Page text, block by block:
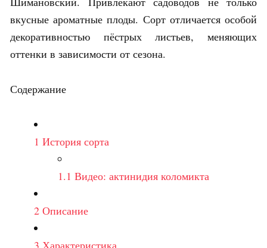
вкусные ароматные плоды. Сорт отличается особой
декоративностью пёстрых листьев, меняющих
оттенки в зависимости от сезона.
Содержание
1 История сорта
1.1 Видео: актинидия коломикта
2 Описание